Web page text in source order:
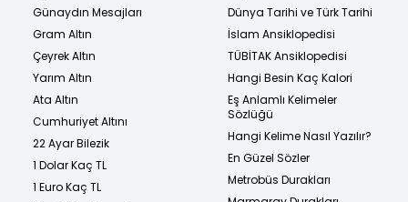
Günaydın Mesajları
Gram Altın
Çeyrek Altın
Yarım Altın
Ata Altın
Cumhuriyet Altını
22 Ayar Bilezik
1 Dolar Kaç TL
1 Euro Kaç TL
Dünya Tarihi ve Türk Tarihi
İslam Ansiklopedisi
TÜBİTAK Ansiklopedisi
Hangi Besin Kaç Kalori
Eş Anlamlı Kelimeler
Sözlüğü
Hangi Kelime Nasıl Yazılır?
En Güzel Sözler
Metrobüs Durakları